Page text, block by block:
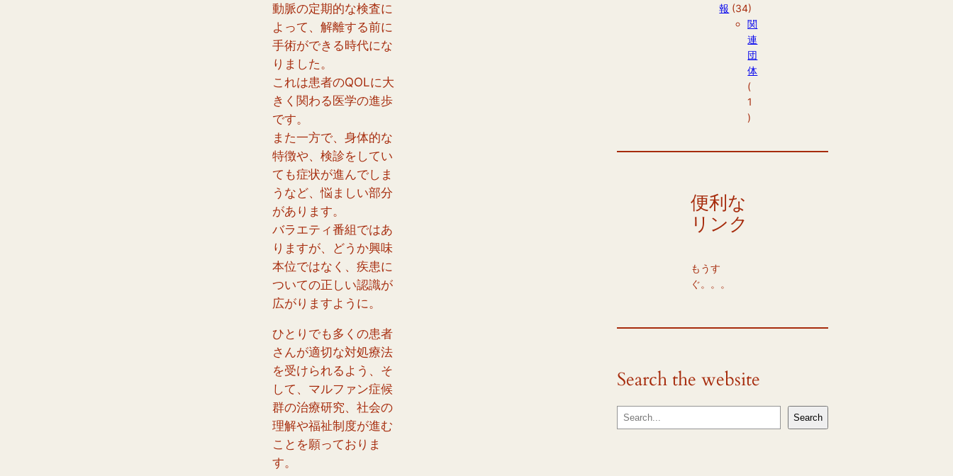
動脈の定期的な検査に
よって、解離する前に
手術ができる時代にな
りました。
これは患者のQOLに大
きく関わる医学の進歩
です。
また一方で、身体的な
特徴や、検診をしてい
ても症状が進んでしま
うなど、悩ましい部分
があります。
バラエティ番組ではあ
りますが、どうか興味
本位ではなく、疾患に
ついての正しい認識が
広がりますように。
ひとりでも多くの患者
さんが適切な対処療法
を受けられるよう、そ
して、マルファン症候
群の治療研究、社会の
理解や福祉制度が進む
ことを願っておりま
す。
報 (34)
関
連
団
体
(
1
)
便利な
リンク
もうす
ぐ。。。
Search the website
S
e
Search